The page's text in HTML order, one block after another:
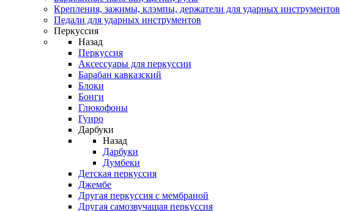
Крепления, зажимы, клэмпы, держатели для ударных инструментов
Педали для ударных инструментов
Перкуссия
Назад
Перкуссия
Аксессуары для перкуссии
Барабан кавказский
Блоки
Бонги
Глюкофоны
Гуиро
Дарбуки
Назад
Дарбуки
Думбеки
Детская перкуссия
Джембе
Другая перкуссия с мембраной
Другая самозвучащая перкуссия